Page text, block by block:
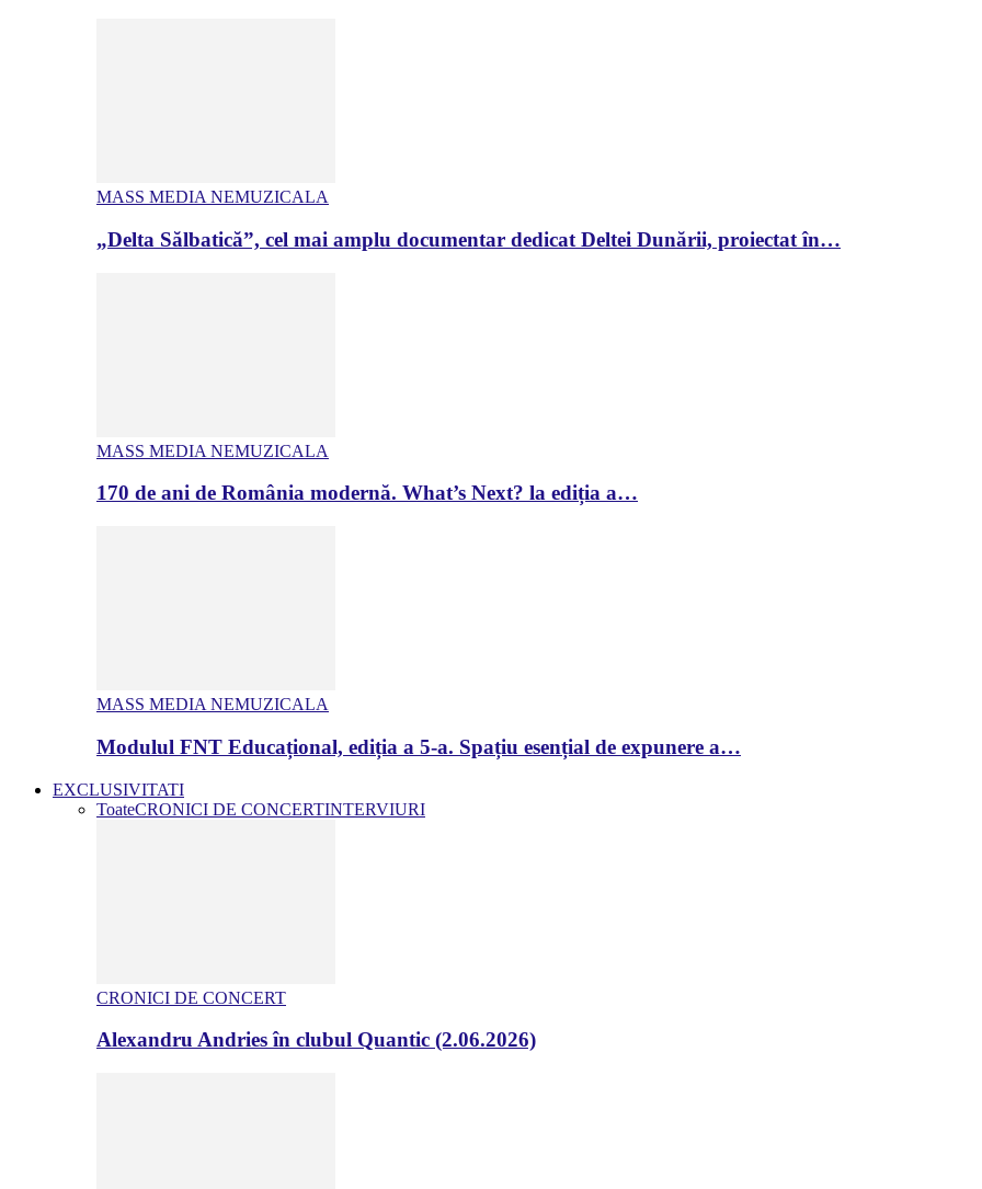
MASS MEDIA NEMUZICALA
„Delta Sălbatică”, cel mai amplu documentar dedicat Deltei Dunării, proiectat în…
MASS MEDIA NEMUZICALA
170 de ani de România modernă. What’s Next? la ediția a…
MASS MEDIA NEMUZICALA
Modulul FNT Educațional, ediția a 5-a. Spațiu esențial de expunere a…
EXCLUSIVITATI
ToateCRONICI DE CONCERTINTERVIURI
CRONICI DE CONCERT
Alexandru Andries în clubul Quantic (2.06.2026)